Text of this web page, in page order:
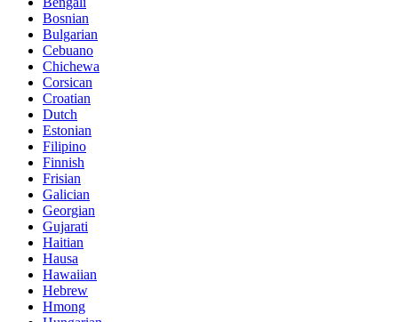
Bosnian
Bulgarian
Cebuano
Chichewa
Corsican
Croatian
Dutch
Estonian
Filipino
Finnish
Frisian
Galician
Georgian
Gujarati
Haitian
Hausa
Hawaiian
Hebrew
Hmong